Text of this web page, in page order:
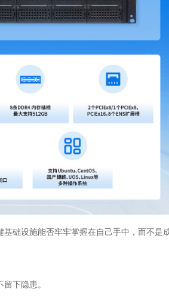
础设施能否牢牢掌握在自己手中，而不是
下隐患。